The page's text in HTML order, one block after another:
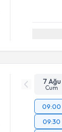
7 Ağu
Cum
09:00
09:30